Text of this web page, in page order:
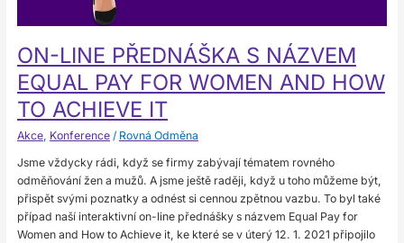
ON-LINE PŘEDNÁŠKA S NÁZVEM
EQUAL PAY FOR WOMEN AND HOW
TO ACHIEVE IT
Akce, Konference/ Rovná Odměna
Jsme vždycky rádi, když se firmy zabývají tématem rovného
odměňování žen a mužů. A jsme ještě raději, když u toho můžeme být,
přispět svými poznatky a odnést si cennou zpětnou vazbu. To byl také
případ naší interaktivní on-line přednášky s názvem Equal Pay for
Women and How to Achieve it, ke které se v úterý 12. 1. 2021 připojilo